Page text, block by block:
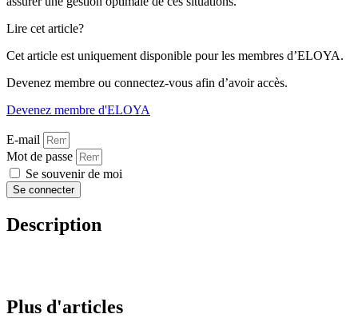
Lire cet article?
Cet article est uniquement disponible pour les membres d’ELOYA.
Devenez membre ou connectez-vous afin d’avoir accès.
Devenez membre d'ELOYA
E-mail
Mot de passe
Se souvenir de moi
Se connecter
Description
Plus d'articles